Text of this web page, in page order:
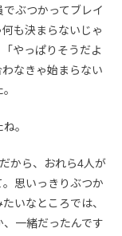
でぶつかってブレイ
も決まらないじゃ
やっぱりそうだよ
なきゃ始まらない
。
から、おれら4人が
思いっきりぶつか
いなところでは、
一緒だったんです